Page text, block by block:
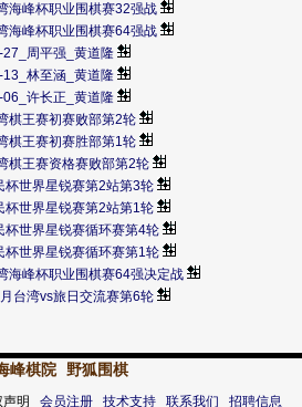
海峰杯职业围棋赛32强战
海峰杯职业围棋赛64强战
周平强_黄道隆
林至涵_黄道隆
许长正_黄道隆
棋王赛初赛败部第2轮
棋王赛初赛胜部第1轮
棋王赛资格赛败部第2轮
杯世界星锐赛第2站第3轮
杯世界星锐赛第2站第1轮
杯世界星锐赛循环赛第4轮
杯世界星锐赛循环赛第1轮
海峰杯职业围棋赛64强决定战
台湾vs旅日交流赛第6轮
峰棋院 野狐围棋
明 会员注册 技术支持 联系我们 招聘信息